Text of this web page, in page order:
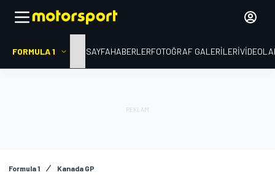
FORMULA 1 ANA SAYFAHABERLERFOTOĞRAF GALERILERI
Formula 1 Kanada GP